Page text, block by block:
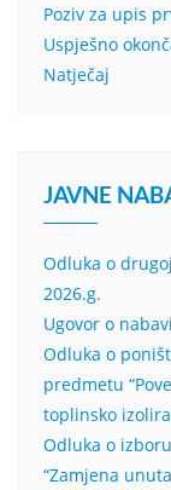
Poziv za upis
Uspješno
Natječaj
JAVNE
Odluka o
2026.g.
Ugovor o
Odluka o
predmetu
toplinsko
Odluka o
“Zamjena